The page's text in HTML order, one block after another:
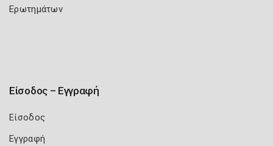
Ερωτημάτων
Είσοδος – Εγγραφή
Είσοδος
Εγγραφή